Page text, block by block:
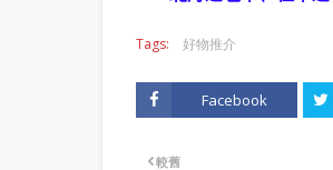
Tags: 好物推介
Facebook
較舊